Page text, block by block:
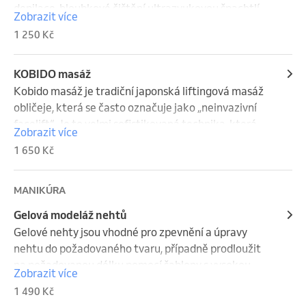
depilace, hloubkové čištění ultrazvukovou špachtlí,
peeling, Kobido masáž, maska, závěrečná péče.
Zobrazit více
1 250 Kč
KOBIDO masáž
Kobido masáž je tradiční japonská liftingová masáž
obličeje, která se často označuje jako „neinvazivní
facelift“. Je to velmi sofistikovaná technika, která
kombinuje rychlé rytmické pohyby, hloubkovou
stimulaci svalů, lymfodrenáž a akupresuru. Masáž je
nejen estetická, ale i terapeutická – zlepšuje zdraví
pleti i celkovou pohodu.
Zobrazit více
1 650 Kč
MANIKÚRA
Gelová modeláž nehtů
Gelové nehty jsou vhodné pro zpevnění a úpravy
nehtu do požadovaného tvaru, případně prodloužit
na požadovanou délku pomocí šablony s vysokou
pevností u manuálně namáhaných nehtů. Gelové
nehty vydrží 3-4 týdny. Pro vytvrzení gelu je nutná
Zobrazit více
1 490 Kč